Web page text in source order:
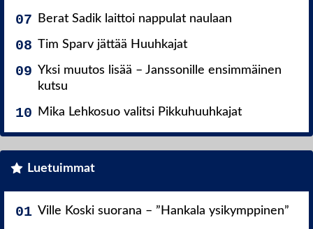
Berat Sadik laittoi nappulat naulaan
Tim Sparv jättää Huuhkajat
Yksi muutos lisää – Janssonille ensimmäinen
kutsu
Mika Lehkosuo valitsi Pikkuhuuhkajat
Luetuimmat
Ville Koski suorana – ”Hankala ysikymppinen”